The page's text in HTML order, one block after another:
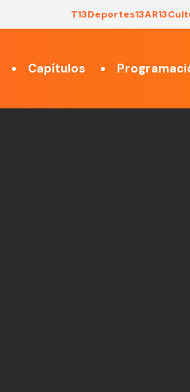
T13Deportes13AR13
Capítulos